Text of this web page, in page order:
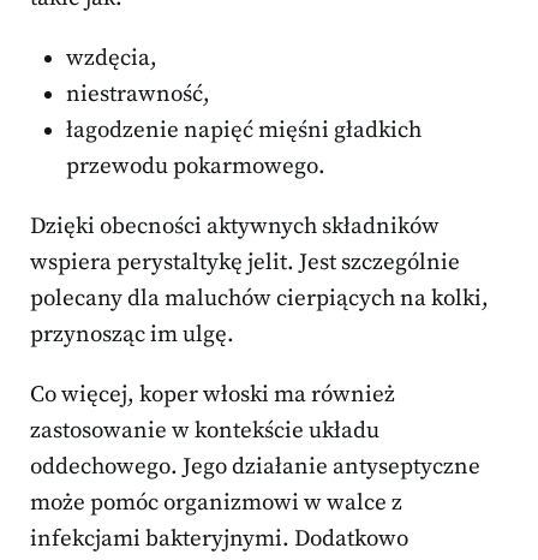
wzdęcia,
niestrawność,
łagodzenie napięć mięśni gładkich
przewodu pokarmowego.
Dzięki obecności aktywnych składników
wspiera perystaltykę jelit. Jest szczególnie
polecany dla maluchów cierpiących na kolki,
przynosząc im ulgę.
Co więcej, koper włoski ma również
zastosowanie w kontekście układu
oddechowego. Jego działanie antyseptyczne
może pomóc organizmowi w walce z
infekcjami bakteryjnymi. Dodatkowo